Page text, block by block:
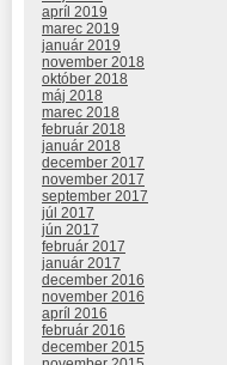
apríl 2019
marec 2019
január 2019
november 2018
október 2018
máj 2018
marec 2018
február 2018
január 2018
december 2017
november 2017
september 2017
júl 2017
jún 2017
február 2017
január 2017
december 2016
november 2016
apríl 2016
február 2016
december 2015